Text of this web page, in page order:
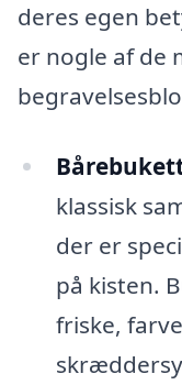
deres egen
er nogle af de
klassisk
der er
på kisten.
friske,